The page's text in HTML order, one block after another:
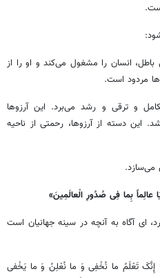
انسان را مشغول می‌کند و او را از
مردود است.
و ترقی و رشد می‌برد. این آرزوها
این دسته از آرزوها، رحمتی از ناحیه
می‌سازد.
عالِماً بِما فِی صُدُورِ الْعالَمِینَ»
ای آگاه به آنچه در سینه جهانیان است
۳۸ می‌فرماید: رَبَّنا إِنَّکَ تَعْلَمُ ما نُخْفِی وَ ما نُعْلِنُ وَ ما یَخْفی